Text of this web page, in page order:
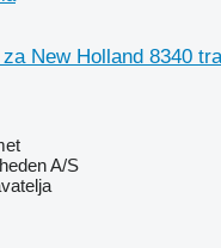
New Holland 8340
A/S